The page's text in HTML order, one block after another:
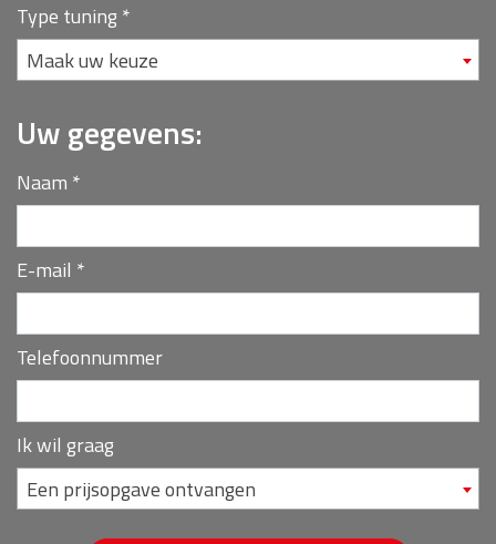
Type tuning*
Maak uw keuze
Uw gegevens:
Naam *
E-mail *
Telefoonnummer
Ik wil graag
Een prijsopgave ontvangen